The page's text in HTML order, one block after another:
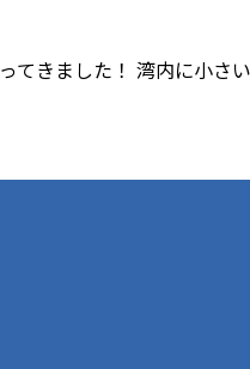
きました！ 湾内に小